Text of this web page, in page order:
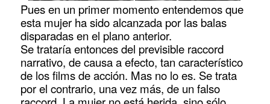
Pues en un primer momento entendemos que
esta mujer ha sido alcanzada por las balas
disparadas en el plano anterior.
Se trataría entonces del previsible raccord
narrativo, de causa a efecto, tan característico
de los films de acción. Mas no lo es. Se trata
por el contrario, una vez más, de un falso